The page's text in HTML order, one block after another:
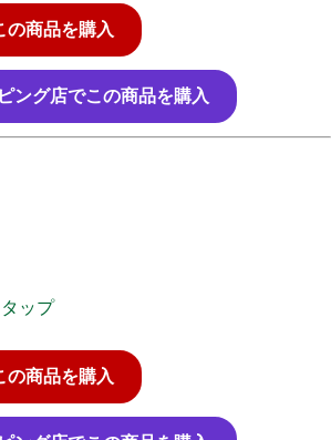
の商品を購入
ング店でこの商品を購入
タップ
の商品を購入